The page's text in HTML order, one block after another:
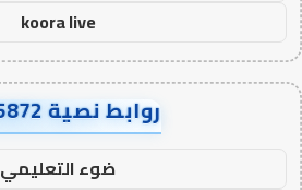
koora live
روابط نصية AA35872
ضوء التعليمي